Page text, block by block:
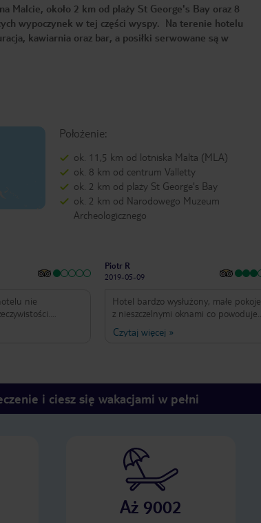
Malcie, około 2 km od plaży St George's Bay oraz 8
wypoczynek w tej części wyspy. Na terenie hotelu
kawiarnia oraz bar, a posiłki serwowane są w
Położenie:
ok. 11,5 km od lotniska Malta (MLA)
ok. 8 km od centrum Valletty
ok. 2 km od plaży St George's Bay
ok. 2 km od Narodowego Muzeum
Archeologicznego
nie
i po 2
się do
brudnym
nam
stało. Prośba o
częściowo
odrzucona.
od lat,
nie
Piotr R
2019-05-09
Hotel bardzo wysłużony, małe pokoje
z nieszczelnymi oknami co powoduje
duży hałas w pokoju. Łazienka bardzo
mała, niekomfortowa i brudna.
Czytaj więcej »
i ciesz się wakacjami w pełni
Aż 9002